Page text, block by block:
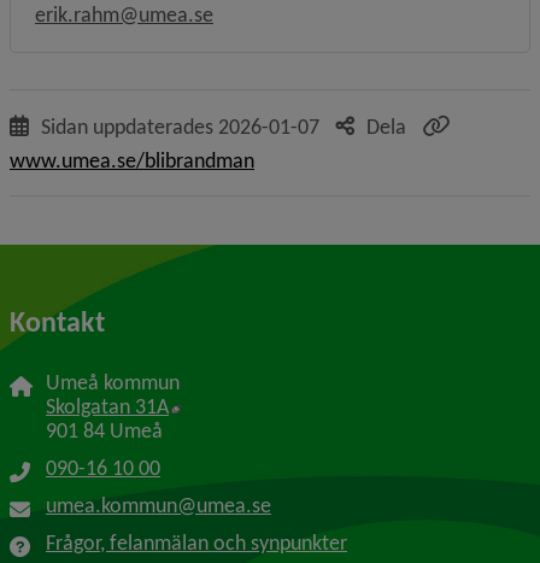
erik.rahm@umea.se
Sidan uppdaterades 2026-01-07
Dela
www.umea.se/blibrandman
Kontakt
Umeå kommun
Skolgatan 31A Länk till annan webbplats, öppnas i nytt
901 84 Umeå
090-16 10 00
umea.kommun@umea.se
Frågor, felanmälan och synpunkter